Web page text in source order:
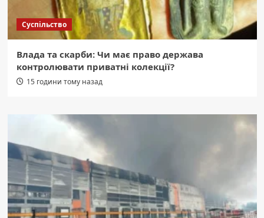
Суспільство
Влада та скарби: Чи має право держава
контролювати приватні колекції?
15 години тому назад